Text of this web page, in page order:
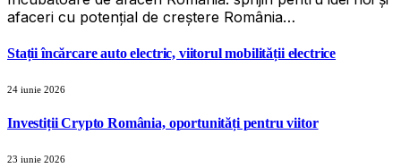
afaceri cu potențial de creștere România…
Stații încărcare auto electric, viitorul mobilității electrice
24 iunie 2026
Investiții Crypto România, oportunități pentru viitor
23 iunie 2026